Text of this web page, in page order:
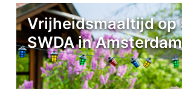
Vrijheidsmaaltijd op
SWDA in Amsterdam